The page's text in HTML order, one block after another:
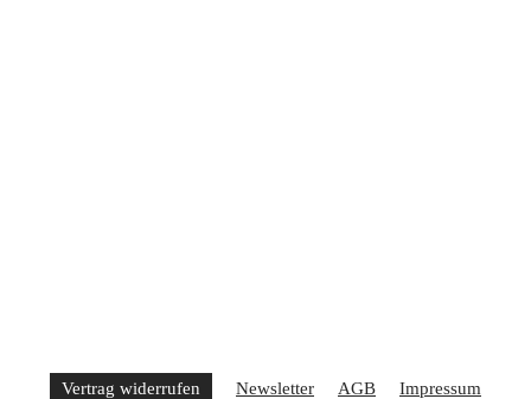
Vertrag widerrufen Newsletter AGB
Impressum